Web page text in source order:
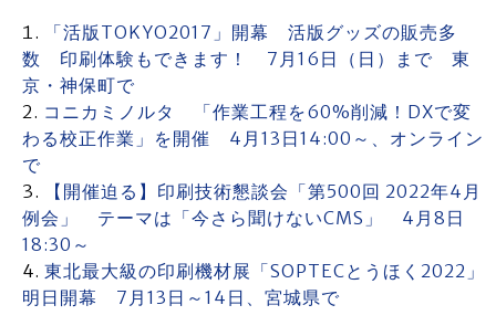
「活版TOKYO2017」開幕 活版グッズの販売多
数 印刷体験もできます！ 7月16日（日）まで 東
京・神保町で
コニカミノルタ 「作業工程を60%削減！DXで変
わる校正作業」を開催 4月13日14:00～、オンライン
で
【開催迫る】印刷技術懇談会「第500回 2022年4月
例会」 テーマは「今さら聞けないCMS」 4月8日
18:30～
東北最大級の印刷機材展「SOPTECとうほく2022」
明日開幕 7月13日～14日、宮城県で